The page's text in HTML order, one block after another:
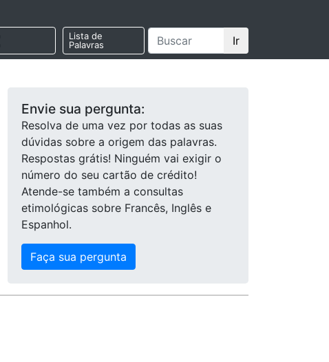
Lista de
Palavras
Ir
Envie sua pergunta:
Resolva de uma vez por todas as suas
dúvidas sobre a origem das palavras.
Respostas grátis! Ninguém vai exigir o
número do seu cartão de crédito!
Atende-se também a consultas
etimológicas sobre Francês, Inglês e
Espanhol.
Faça sua pergunta